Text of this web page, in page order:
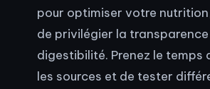
pour optimiser votre
de privilégier la
digestibilité. Prenez le temps
les sources et de tester